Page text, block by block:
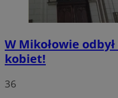
W Mikołowie
kobiet!
36